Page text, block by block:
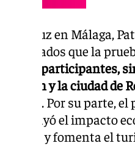
andaluz en Málaga,
que la
de sus participantes,
Legión y la ciudad de
. Por su parte,
subrayó el impacto
local y fomenta el